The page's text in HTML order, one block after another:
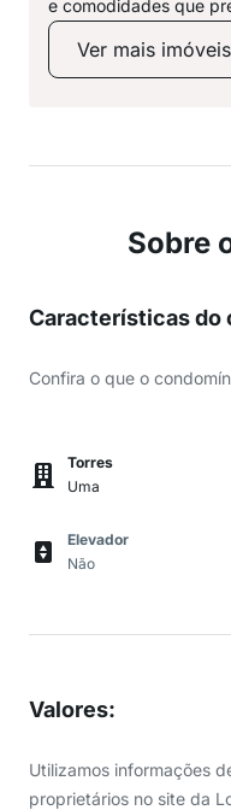
e comodidades que
Ver mais imóveis
Sobre
Características do
Confira o que o
Torres
Uma
Elevador
Não
Valores:
Utilizamos informações
proprietários no site da